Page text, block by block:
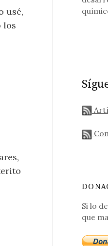
usé,
los
Si lo
que